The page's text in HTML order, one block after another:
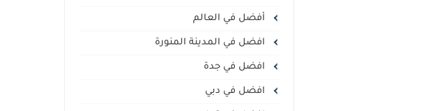
أفضل في العالم
افضل في المدينة المنورة
افضل في جدة
افضل في دبي